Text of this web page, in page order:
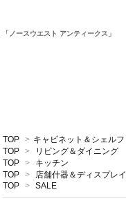
「ノースウエスト アンティークス」
TOP > キャビネット＆シェルフ
TOP >
リビング＆ダイニング
TOP >
キッチン
TOP >
店舗什器＆ディスプレイ
TOP > SALE